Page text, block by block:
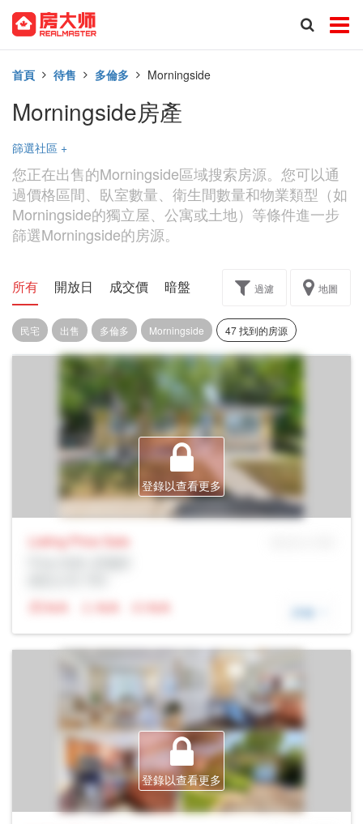
首頁 待售 多倫多 Morningside
Morningside房產
篩選社區 +
您正在出售的Morningside區域搜索房源。您可以通
過價格區間、臥室數量、衛生間數量和物業類型（如
Morningside的獨立屋、公寓或土地）等條件進一步
篩選Morningside的房源。
所有 開放日 成交價 暗盤 樓花轉讓過濾 地圖
民宅 出售 多倫多 Morningside 47 找到的房源
登錄以查看更多
Listing Price Sale
N/A
N/A N/A 詳細
登錄以查看更多